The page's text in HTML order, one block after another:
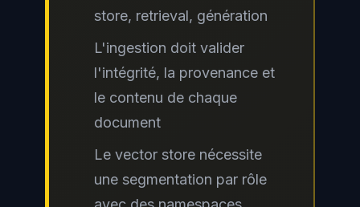
store, retrieval, génération
L'ingestion doit valider
l'intégrité, la provenance et
le contenu de chaque
document
Le vector store nécessite
une segmentation par rôle